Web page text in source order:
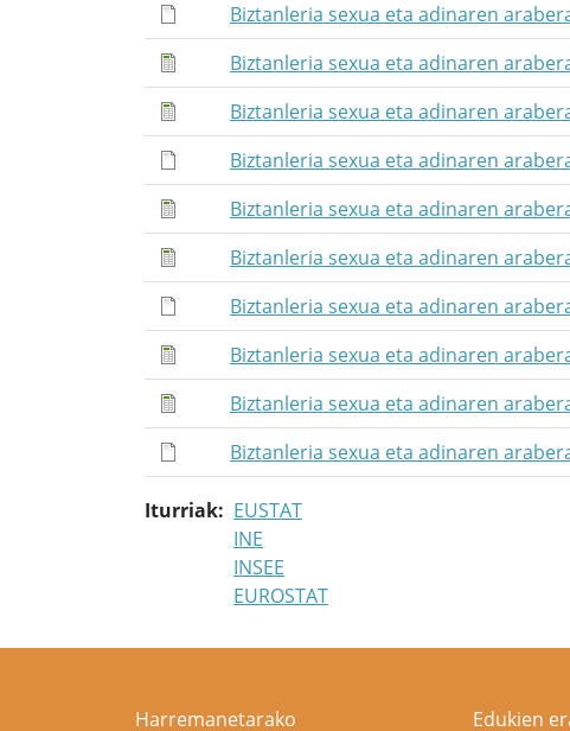
Biztanleria sexua eta adinaren
Biztanleria sexua eta adinaren
Biztanleria sexua eta adinaren
Biztanleria sexua eta adinaren
Biztanleria sexua eta adinaren
Biztanleria sexua eta adinaren
Biztanleria sexua eta adinaren
Biztanleria sexua eta adinaren
Biztanleria sexua eta adinaren
Biztanleria sexua eta adinaren
Iturriak
EUSTAT
INE
INSEE
EUROSTAT
Harremanetarako Edukien